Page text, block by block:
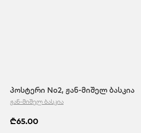
პოსტერი No2, ჟან-მიშელ ბასკია
ჟან-მიშელ ბასკია
₾65.00